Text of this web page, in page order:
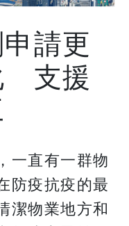
請更
支援
一直有一群物
防疫抗疫的最
潔物業地方和